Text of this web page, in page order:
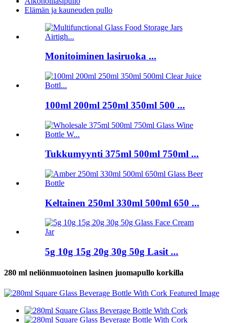
Elämän ja kauneuden pullo
Monitoiminen lasiruoka ...
100ml 200ml 250ml 350ml 500 ...
Tukkumyynti 375ml 500ml 750ml ...
Keltainen 250ml 330ml 500ml 650 ...
5g 10g 15g 20g 30g 50g Lasit ...
280 ml neliönmuotoinen lasinen juomapullo korkilla